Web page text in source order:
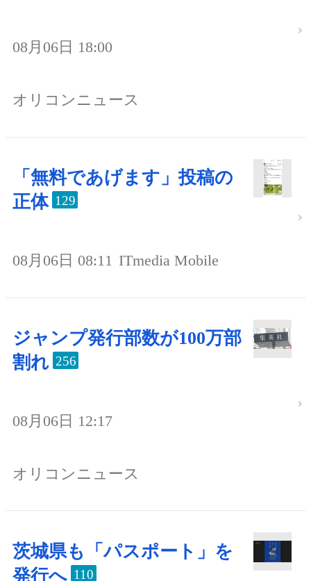
08月06日 18:00
オリコンニュース
「無料であげます」投稿の
正体 129
08月06日 08:11 ITmedia Mobile
ジャンプ発行部数が100万部
割れ 256
08月06日 12:17
オリコンニュース
茨城県も「パスポート」を
発行へ 110